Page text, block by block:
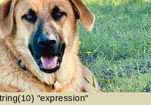
"expression"